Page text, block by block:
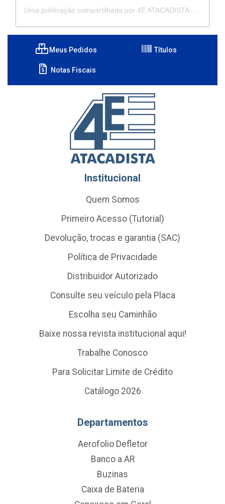
Meus Pedidos Títulos
Notas Fiscais
Institucional
Quem Somos
Primeiro Acesso (Tutorial)
Devolução, trocas e garantia (SAC)
Política de Privacidade
Distribuidor Autorizado
Consulte seu veículo pela Placa
Escolha seu Caminhão
Baixe nossa revista institucional aqui!
Trabalhe Conosco
Para Solicitar Limite de Crédito
Catálogo 2026
Departamentos
Aerofolio Defletor
Banco a AR
Buzinas
Caixa de Bateria